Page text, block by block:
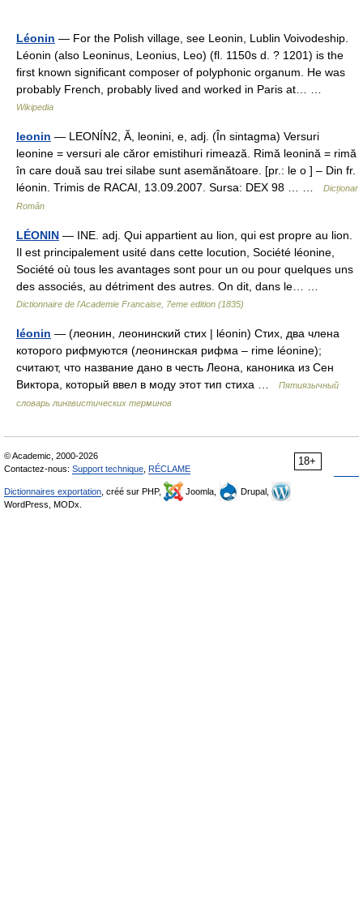
Léonin — For the Polish village, see Leonin, Lublin Voivodeship.
Léonin (also Leoninus, Leonius, Leo) (fl. 1150s d. ? 1201) is the
first known significant composer of polyphonic organum. He was
probably French, probably lived and worked in Paris at… …
Wikipedia
leonin — LEONÍN2, Ă, leonini, e, adj. (În sintagma) Versuri
leonine = versuri ale căror emistihuri rimează. Rimă leonină = rimă
în care două sau trei silabe sunt asemănătoare. [pr.: le o ] – Din fr.
léonin. Trimis de RACAI, 13.09.2007. Sursa: DEX 98 … …
Dicționar
Român
LÉONIN — INE. adj. Qui appartient au lion, qui est propre au lion.
Il est principalement usité dans cette locution, Société léonine,
Société où tous les avantages sont pour un ou pour quelques uns
des associés, au détriment des autres. On dit, dans le… …
Dictionnaire de l'Academie Francaise, 7eme edition (1835)
léonin — (леонин, леонинский стих | léonin) Стих, два члена
которого рифмуются (леонинская рифма – rime léonine);
считают, что название дано в честь Леона, каноника из Сен
Виктора, который ввел в моду этот тип стиха …
Пятиязычный
словарь лингвистических терминов
18+
© Academic, 2000-2026
Contactez-nous: Support technique RÉCLAME
Dictionnaires exportation , créé sur PHP, Joomla,
Drupal,
WordPress, MODx.